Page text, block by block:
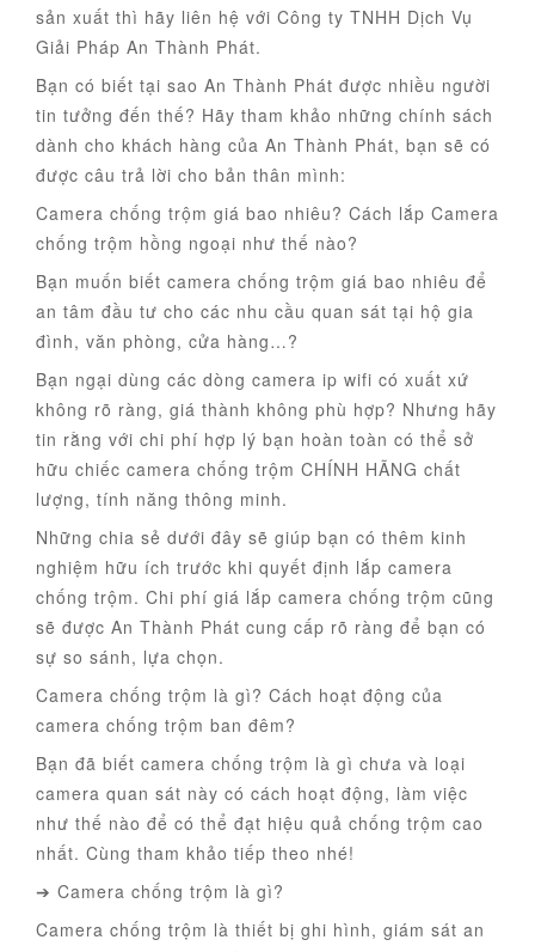
sản xuất thì hãy liên hệ với Công ty TNHH Dịch Vụ
Giải Pháp An Thành Phát.
Bạn có biết tại sao An Thành Phát được nhiều người
tin tưởng đến thế? Hãy tham khảo những chính sách
dành cho khách hàng của An Thành Phát, bạn sẽ có
được câu trả lời cho bản thân mình:
Camera chống trộm giá bao nhiêu? Cách lắp Camera
chống trộm hồng ngoại như thế nào?
Bạn muốn biết camera chống trộm giá bao nhiêu để
an tâm đầu tư cho các nhu cầu quan sát tại hộ gia
đình, văn phòng, cửa hàng…?
Bạn ngại dùng các dòng camera ip wifi có xuất xứ
không rõ ràng, giá thành không phù hợp? Nhưng hãy
tin rằng với chi phí hợp lý bạn hoàn toàn có thể sở
hữu chiếc camera chống trộm CHÍNH HÃNG chất
lượng, tính năng thông minh.
Những chia sẻ dưới đây sẽ giúp bạn có thêm kinh
nghiệm hữu ích trước khi quyết định lắp camera
chống trộm. Chi phí giá lắp camera chống trộm cũng
sẽ được An Thành Phát cung cấp rõ ràng để bạn có
sự so sánh, lựa chọn.
Camera chống trộm là gì? Cách hoạt động của
camera chống trộm ban đêm?
Bạn đã biết camera chống trộm là gì chưa và loại
camera quan sát này có cách hoạt động, làm việc
như thế nào để có thể đạt hiệu quả chống trộm cao
nhất. Cùng tham khảo tiếp theo nhé!
➔ Camera chống trộm là gì?
Camera chống trộm là thiết bị ghi hình, giám sát an